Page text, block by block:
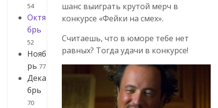
54
Октя
брь
52
Нояб
рь 77
Дека
брь
70
шанс выиграть крутой мерч в
конкурсе «Фейки на смех».
Считаешь, что в юморе тебе нет
равных? Тогда удачи в конкурсе!